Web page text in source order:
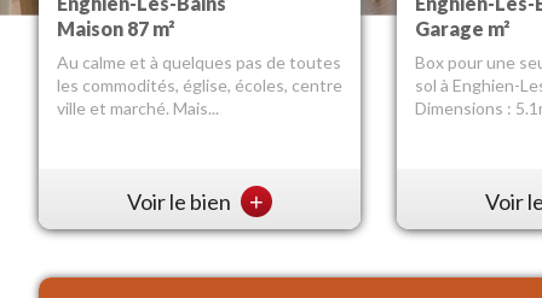
Maison 87 m²
Au calme et à quelques pas de toutes
les commodités, église, écoles, centre
ville et marché. Mais...
Voir le bien +
Appartement 62.25 m²
ENGHIEN LES BAINS à quelques pas
du marché, 6 minutes à pied du
centre-ville et du lac. Quartier ...
Voir le bien +
Garage m²
Box pour une
sol à Enghien-
Dimensions :
Voir